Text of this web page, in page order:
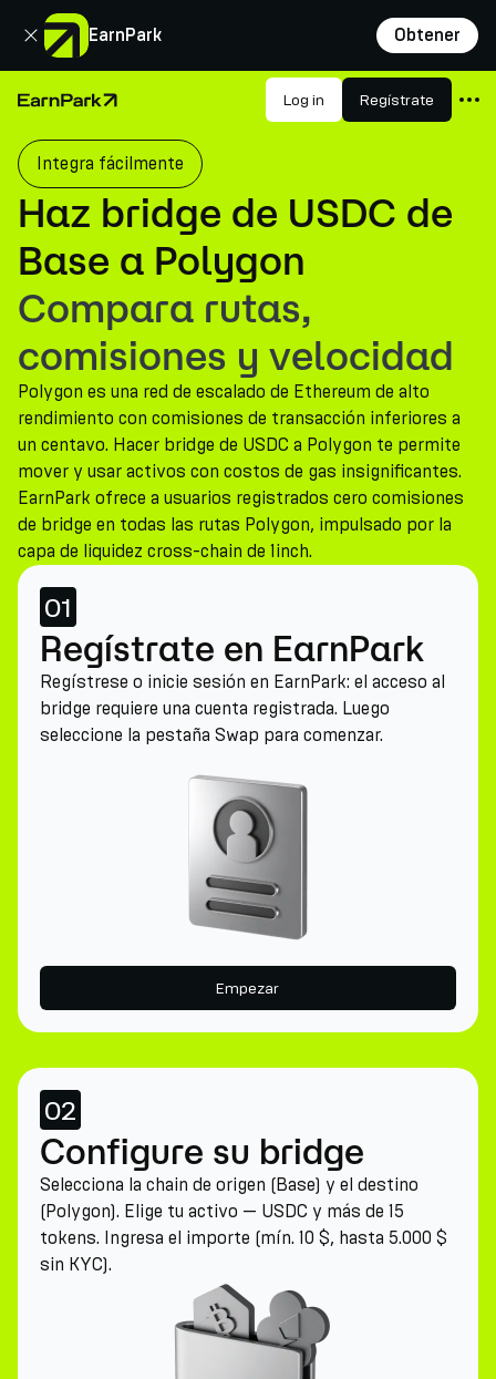
EarnPark Obtener
Cerrar
Página de inicio Log in Regístrate
Productos
Mercados
Calculadoras
PARK Token
Recursos
Compañía
Integra fácilmente
Haz bridge de USDC de
Base a Polygon
Compara rutas,
comisiones y velocidad
Polygon es una red de escalado de Ethereum de alto
rendimiento con comisiones de transacción inferiores a
un centavo. Hacer bridge de USDC a Polygon te permite
mover y usar activos con costos de gas insignificantes.
EarnPark ofrece a usuarios registrados cero comisiones
de bridge en todas las rutas Polygon, impulsado por la
capa de liquidez cross-chain de 1inch.
01
Regístrate en EarnPark
Regístrese o inicie sesión en EarnPark: el acceso al
bridge requiere una cuenta registrada. Luego
seleccione la pestaña Swap para comenzar.
Empezar
02
Configure su bridge
Selecciona la chain de origen (Base) y el destino
(Polygon). Elige tu activo — USDC y más de 15
tokens. Ingresa el importe (mín. 10 $, hasta 5.000 $
sin KYC).